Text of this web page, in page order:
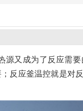
又成为了反应需
反应釜温控就是对